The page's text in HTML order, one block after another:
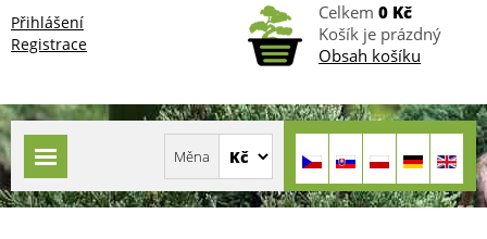
Přihlášení
Registrace
Celkem 0 Kč
Košík je prázdný
Obsah košíku